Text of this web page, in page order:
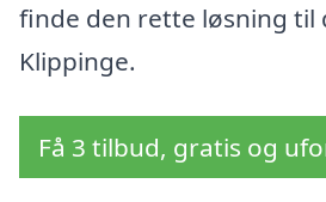
finde den rette løsning til
Klippinge.
Få 3 tilbud, gratis og